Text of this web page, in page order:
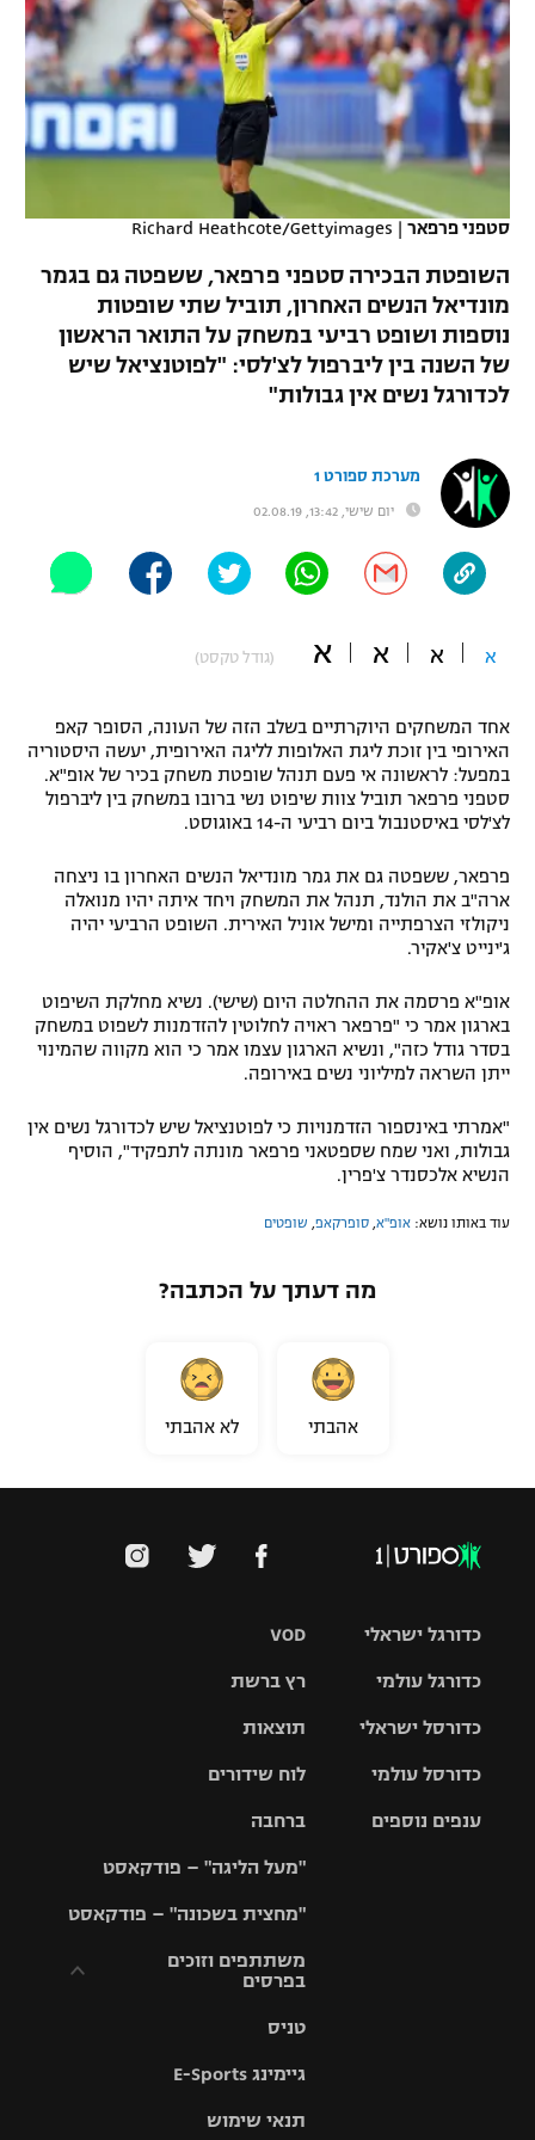
VOD
רץ ברשת
לוח שידורים
ברחבה
"מעל הליגה" – פודקאסט
"מחצית בשכונה" – פודקאסט
משתתפים וזוכים בפרסים
תקנון משתתפים וזוכים בפרסים
תקנון עבור פעילות אלקטרה
תקנון עבור פעילות ספורט 1 – "מרלן"
טניס
גיימינג E-Sports
תנאי שימוש
תקנון פעילות ספורט 1
הצטרפות לחבילת הערוצים
לוח דרושים – ג'ובנט
נבחרת ישראל
מכבי חיפה
בית"ר ירושלים
מכבי תל אביב
הפועל חיפה
הפועל באר שבע
בני יהודה
ליגה ספרדית
ליגה איטלקית
ליגה צרפתית
ליגה הולנדית
ליגה טורקית
ליגה סינית
ליגה ברזילאית
ליגות נוספות
כדורסל נשים
מכבי תל אביב
הפועל חולון
הפועל ירושלים
יורוליג
יורוקאפ
טניס
כדוריד
כדורעף
שחייה
ג'ודו
אגרוף
UFC
היאבקות WWE
אופניים
ספורט מוטורי
פוטבול אמריקאי NFL
בייסבול MLB
ספורט אתגרי ואקסטרים
אומנויות לחימה
סטפני פרפאר |
Richard Heathcote/Gettyimages
השופטת הבכירה סטפני פרפאר, ששפטה גם בגמר
מונדיאל הנשים האחרון, תוביל שתי שופטות
נוספות ושופט רביעי במשחק על התואר הראשון
של השנה בין ליברפול לצ'לסי: "לפוטנציאל שיש
לכדורגל נשים אין גבולות"
מערכת ספורט 1
יום שישי, 13:42, 02.08.19
א א א א (גודל טקסט)
אחד המשחקים היוקרתיים בשלב הזה של העונה, הסופר קאפ
האירופי בין זוכת ליגת האלופות לליגה האירופית, יעשה היסטוריה
במפעל: לראשונה אי פעם תנהל שופטת משחק בכיר של אופ"א.
סטפני פרפאר תוביל צוות שיפוט נשי ברובו במשחק בין ליברפול
לצ'לסי באיסטנבול ביום רביעי ה-14 באוגוסט.
פרפאר, ששפטה גם את גמר מונדיאל הנשים האחרון בו ניצחה
ארה"ב את הולנד, תנהל את המשחק ויחד איתה יהיו מנואלה
ניקולזי הצרפתייה ומישל אוניל האירית. השופט הרביעי יהיה
ג'ינייט צ'אקיר.
אופ"א פרסמה את ההחלטה היום (שישי). נשיא מחלקת השיפוט
בארגון אמר כי "פרפאר ראויה לחלוטין להזדמנות לשפוט במשחק
בסדר גודל כזה", ונשיא הארגון עצמו אמר כי הוא מקווה שהמינוי
ייתן השראה למיליוני נשים באירופה.
"אמרתי באינספור הזדמנויות כי לפוטנציאל שיש לכדורגל נשים אין
גבולות, ואני שמח שספטאני פרפאר מונתה לתפקיד", הוסיף
הנשיא אלכסנדר צ'פרין.
עוד באותו נושא: אופ"א, סופרקאפ, שופטים
מה דעתך על הכתבה?
אהבתי לא אהבתי
VOD
רץ ברשת
תוצאות
לוח שידורים
ברחבה
"מעל הליגה" – פודקאסט
"מחצית בשכונה" – פודקאסט
משתתפים וזוכים
בפרסים
וזוכים בפרסים
תקנון עבור פעילות
טניס
גיימינג E-Sports
תנאי שימוש
כדורגל ישראלי
גביע הטוטו
כדורגל עולמי
האלופות
ליגה
כדורסל ישראלי
סל
כדורסל עולמי
ענפים נוספים